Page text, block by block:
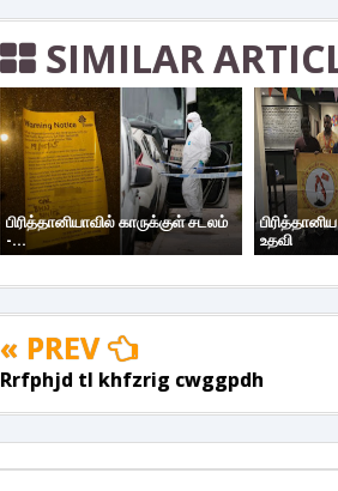
SIMILAR
பிரித்தானியாவில் காருக்குள் சடலம்
-...
உதவி
« PREV
Rrfphjd tl khfzrig cwggpdh